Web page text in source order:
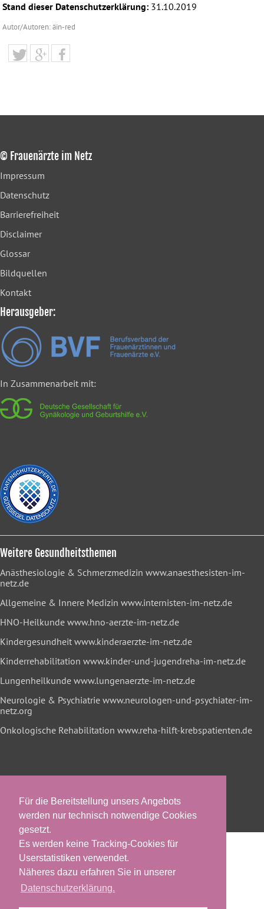
Für die Bereitstellung unsers Angebots
werden nur technisch notwendige Cookies
gesetzt.
Es werden keine Tracking-Cookies für
Userstatistiken verwendet.
Näheres dazu erfahren Sie in unserer
Datenschutzerklärung.
Stand dieser Datenschutzerklärung: 31.10.2019
Autor/Autoren: äin-red
© Frauenärzte im Netz
Impressum
Datenschutz
Barrierefreiheit
Disclaimer
Glossar
Bildquellen
Kontakt
Herausgeber:
In Zusammenarbeit mit:
Weitere Gesundheitsthemen
Anästhesiologie & Schmerzmedizin www.anaesthesisten-im-
netz.de
Allgemeine & Innere Medizin www.internisten-im-netz.de
HNO-Heilkunde www.hno-aerzte-im-netz.de
Kindergesundheit www.kinderaerzte-im-netz.de
Kinderrehabilitation www.kinder-und-jugendreha-im-netz.de
Lungenheilkunde www.lungenaerzte-im-netz.de
Neurologie & Psychiatrie www.neurologen-und-psychiater-im-
netz.org
Onkologische Rehabilitation www.reha-hilft-krebspatienten.de